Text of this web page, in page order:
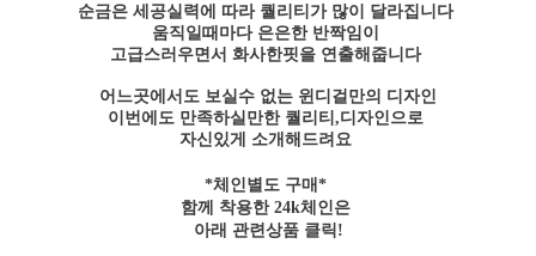
순금은 세공실력에 따라 퀄리티가 많이 달라집니다
움직일때마다 은은한 반짝임이
고급스러우면서 화사한핏을 연출해줍니다
어느곳에서도 보실수 없는 윈디걸만의 디자인
이번에도 만족하실만한 퀄리티,디자인으로
자신있게 소개해드려요
*체인별도 구매*
함께 착용한 24k체인은
아래 관련상품 클릭!